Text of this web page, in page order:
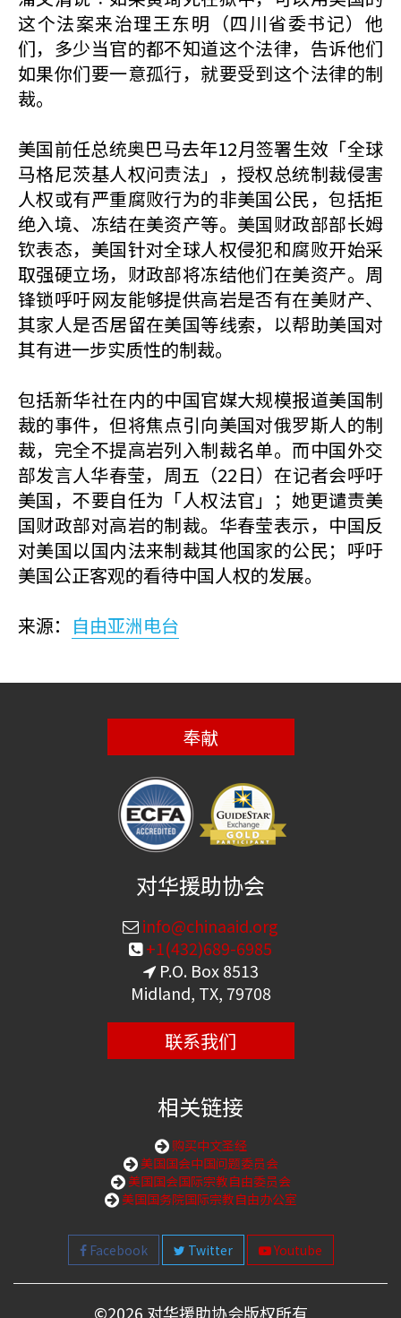
这个法案来治理王东明（四川省委书记）他
们，多少当官的都不知道这个法律，告诉他们
如果你们要一意孤行，就要受到这个法律的制
裁。
美国前任总统奥巴马去年12月签署生效「全球
马格尼茨基人权问责法」，授权总统制裁侵害
人权或有严重腐败行为的非美国公民，包括拒
绝入境、冻结在美资产等。美国财政部部长姆
钦表态，美国针对全球人权侵犯和腐败开始采
取强硬立场，财政部将冻结他们在美资产。周
锋锁呼吁网友能够提供高岩是否有在美财产、
其家人是否居留在美国等线索，以帮助美国对
其有进一步实质性的制裁。
包括新华社在内的中国官媒大规模报道美国制
裁的事件，但将焦点引向美国对俄罗斯人的制
裁，完全不提高岩列入制裁名单。而中国外交
部发言人华春莹，周五（22日）在记者会呼吁
美国，不要自任为「人权法官」；她更谴责美
国财政部对高岩的制裁。华春莹表示，中国反
对美国以国内法来制裁其他国家的公民；呼吁
美国公正客观的看待中国人权的发展。
来源： 自由亚洲电台
奉献
对华援助协会
info@chinaaid.org
+1(432)689-6985
P.O. Box 8513
Midland, TX, 79708
联系我们
相关链接
购买中文圣经
美国国会中国问题委员会
美国国会国际宗教自由委员会
美国国务院国际宗教自由办公室
Facebook Twitter Youtube
©2026 对华援助协会版权所有